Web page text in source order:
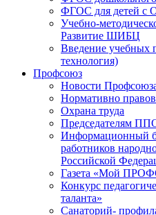
ФГОС для детей с
Учебно-
Развитие ШИБЦ
Введение учебных
технология)
Профсоюз
Новости
Нормативно
Охрана труда
Председателям
Информационный
работников
Российской
Газета «Мой
Конкурс
таланта»
Санаторий-